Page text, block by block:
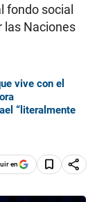
fondo social
las Naciones
vive con el
“literalmente
en